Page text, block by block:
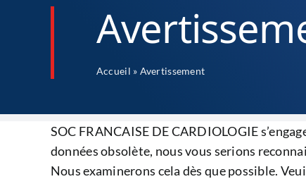
Accueil » Avertissement
SOC FRANCAISE DE CARDIOLOGIE
données obsolète, nous vous serions
Nous examinerons cela dès que possible.